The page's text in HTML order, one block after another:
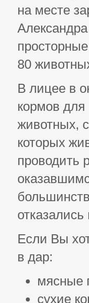
на месте
80
В лицее в
кормов для
животных,
которых
проводить
Если Вы
в дар:
мясные
сухие